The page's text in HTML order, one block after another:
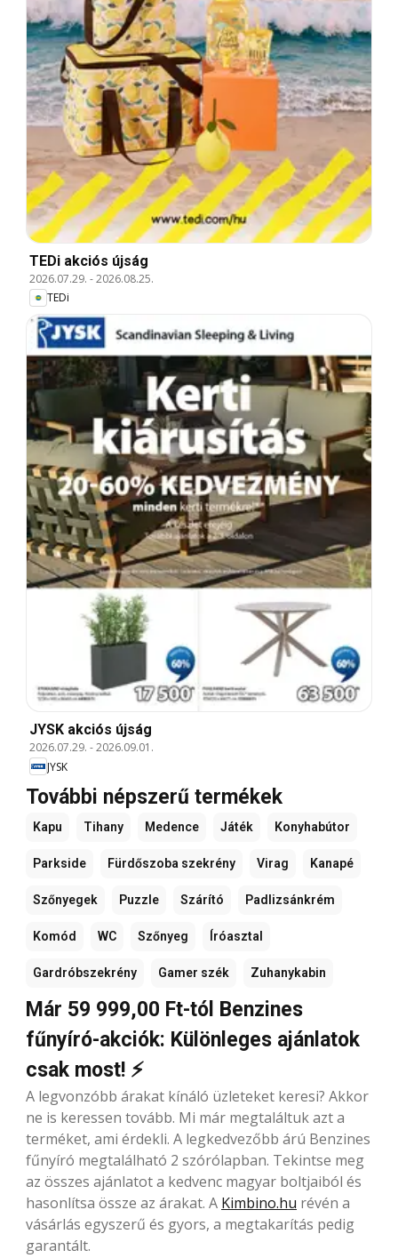
TEDi akciós újság
2026.07.29. -2026.08.25.
TEDi
JYSK akciós újság
2026.07.29. -2026.09.01.
JYSK
További népszerű termékek
Kapu Tihany Medence Játék Konyhabútor
Parkside Fürdőszoba szekrény Virag Kanapé
Szőnyegek Puzzle Szárító Padlizsánkrém
Komód WC Szőnyeg Íróasztal
Gardróbszekrény Gamer szék Zuhanykabin
Már 59 999,00 Ft-tól Benzines
fűnyíró-akciók: Különleges ajánlatok
csak most! ⚡
A legvonzóbb árakat kínáló üzleteket keresi? Akkor
ne is keressen tovább. Mi már megtaláltuk azt a
terméket, ami érdekli. A legkedvezőbb árú Benzines
fűnyíró megtalálható 2 szórólapban. Tekintse meg
az összes ajánlatot a kedvenc magyar boltjaiból és
hasonlítsa össze az árakat. A Kimbino.hu révén a
vásárlás egyszerű és gyors, a megtakarítás pedig
garantált.